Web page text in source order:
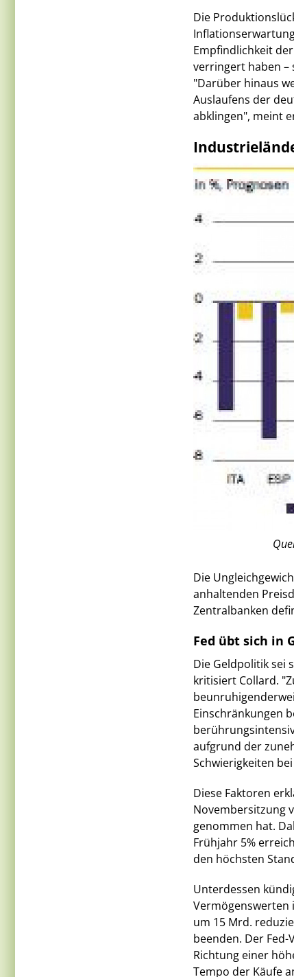
Die
Empfindlichkeit
verringert haben –
"Darüber hinaus
Auslaufens der
abklingen", meint
Die
anhaltenden
Zentralbanken
Fed übt sich in
Die Geldpolitik sei
kritisiert Collard.
Einschränkungen
aufgrund der
Schwierigkeiten
Diese Faktoren
Novembersitzung
genommen hat.
Frühjahr 5%
den höchsten
Unterdessen
Vermögenswerten
um 15 Mrd.
beenden. Der
Richtung einer
Tempo der Käufe